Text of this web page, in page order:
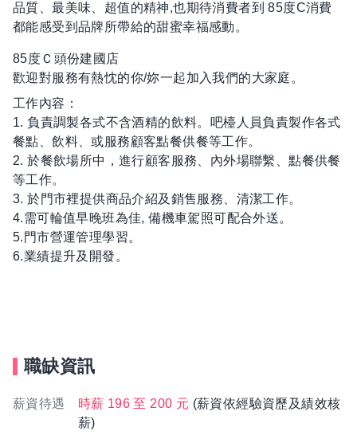
品質、最美味、超值的精神,也期待消費者到 85度C消費
都能感受到品牌所帶給的甜蜜幸福感動。
85度Ｃ頭份建國店
歡迎對服務有熱忱的你/妳一起加入我們的大家庭。
工作內容：
1. 負責調製各式不含酒精的飲料。吧檯人員負責製作各式
餐點、飲料、或服務顧客點餐供餐等工作。
2. 於餐飲場所中，進行顧客服務、內外場聯繫、點餐供餐
等工作。
3. 於門市裡提供商品介紹及銷售服務、清潔工作。
4.需可輪值早晚班為佳, 備機車駕照可配合外送。
5.門市營運管理學習。
6.業績提升及開發。
職缺資訊
薪資待遇 時薪 196 至 200 元 (薪資依經驗資歷及績效核
薪)